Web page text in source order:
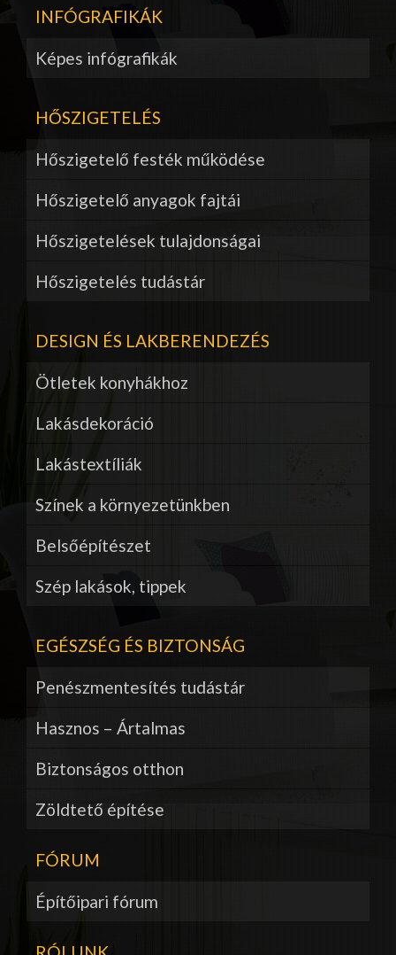
INFÓGRAFIKÁK
Képes infógrafikák
HŐSZIGETELÉS
Hőszigetelő festék működése
Hőszigetelő anyagok fajtái
Hőszigetelések tulajdonságai
Hőszigetelés tudástár
DESIGN ÉS LAKBERENDEZÉS
Ötletek konyhákhoz
Lakásdekoráció
Lakástextíliák
Színek a környezetünkben
Belsőépítészet
Szép lakások, tippek
EGÉSZSÉG ÉS BIZTONSÁG
Penészmentesítés tudástár
Hasznos – Ártalmas
Biztonságos otthon
Zöldtető építése
FÓRUM
Építőipari fórum